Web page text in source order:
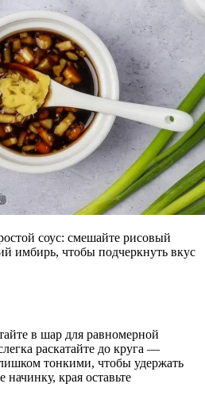
соус: смешайте рисовый
имбирь, чтобы подчеркнуть вкус
в шар для равномерной
раскатайте до круга —
тонкими, чтобы удержать
края оставьте